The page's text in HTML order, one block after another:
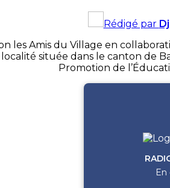
Rédigé par
les Amis du Village en
située dans le canton de
Promotion de
En